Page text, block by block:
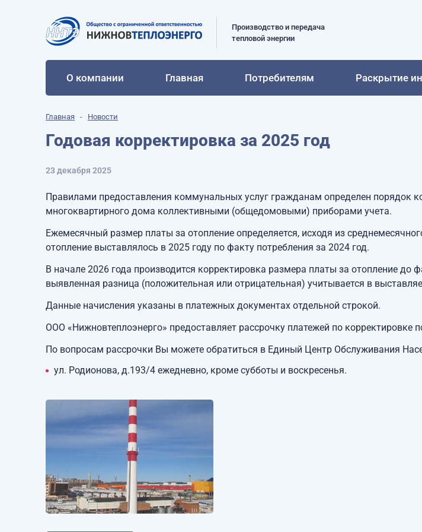
Производство и передача
тепловой энергии
О компании Главная Потребителям Раскрытие
Главная Новости
Годовая корректировка за 2025 год
23 декабря 2025
Правилами предоставления коммунальных услуг гражданам определен порядок
многоквартирного дома коллективными (общедомовыми) приборами учета.
Ежемесячный размер платы за отопление определяется, исходя из
отопление выставлялось в 2025 году по факту потребления за 2024 год.
В начале 2026 года производится корректировка размера платы за отопление до
выявленная разница (положительная или отрицательная) учитывается в
Данные начисления указаны в платежных документах отдельной строкой.
ООО «Нижновтеплоэнерго» предоставляет рассрочку платежей по корректировке
По вопросам рассрочки Вы можете обратиться в Единый Центр Обслуживания
ул. Родионова, д.193/4 ежедневно, кроме субботы и воскресенья.